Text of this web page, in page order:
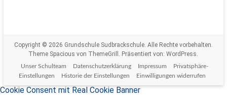
Copyright © 2026 Grundschule Sudbrackschule. Alle Rechte vorbehalten.
Theme Spacious von ThemeGrill. Präsentiert von:WordPress.
Unser Schulteam Datenschutzerklärung Impressum
Privatsphäre-
Einstellungen
Historie der Einstellungen Einwilligungen widerrufen
Cookie Consent mit Real Cookie Banner